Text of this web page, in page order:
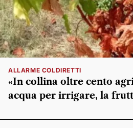
ALLARME COLDIRETTI
«In collina oltre cento
acqua per irrigare, la